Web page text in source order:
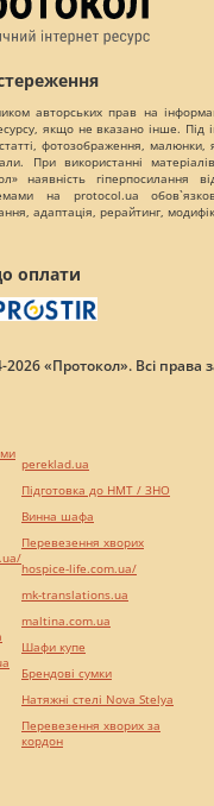
авторських прав на
якщо не вказано інше. Під
фотозображення,
При використанні
наявність гіперпосилання
на protocol.ua
адаптація, рерайтинг,
оплати
«Протокол». Всі права
pereklad.ua
Підготовка до НМТ / ЗНО
Винна шафа
Перевезення хворих
hospice-life.com.ua/
mk-translations.ua
maltina.com.ua
Шафи купе
Брендові сумки
Натяжні стелі Nova Stelya
Перевезення хворих за
кордон